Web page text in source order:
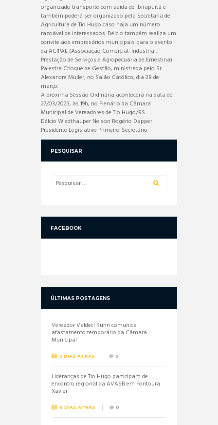
organizado transporte com saída de Ibirapuitã e
também poderá ser organizado pela Secretaria de
Agricultura de Tio Hugo caso haja um número
razoável de interessados. Délcio também realiza um
convite aos empresários municipais para o evento
da ACIPAE (Associação Comercial, Industrial,
Prestação de Serviços e Agropecuária de Ernestina):
Palestra Choque de Gestão, ministrada pelo Sr.
Alexandre Muller, no Salão Católico, dia 28 de
março.
A próxima Sessão Ordinária acontecerá na data de
27/03/2023, às 19h, no Plenário da Câmara
Municipal de Vereadores de Tio Hugo/RS.
Délcio Wiedthauper Nelson Rogério Dapper
Presidente Legislativo Primeiro-Secretário
PESQUISAR
FACEBOOK
ÚLTIMAS POSTAGENS
Vereador Valdeci Kuhn comunica
afastamento temporário da Câmara
Municipal
5 DIAS ATRÁS 0
Lideranças de Tio Hugo participam de
encontro regional da AVASB em Fontoura
Xavier
6 DIAS ATRÁS 0